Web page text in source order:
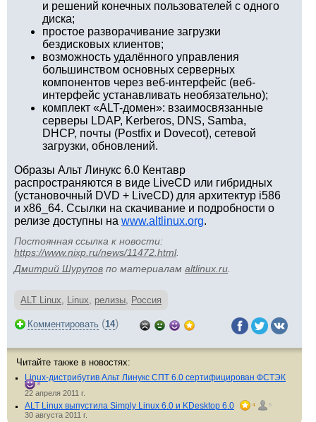
и решений конечных пользователей с одного
диска;
простое разворачивание загрузки
бездисковых клиентов;
возможность удалённого управления
большинством основных серверных
компонентов через веб-интерфейс (веб-
интерфейс устанавливать необязательно);
комплект «ALT-домен»: взаимосвязанные
серверы LDAP, Kerberos, DNS, Samba,
DHCP, почты (Postfix и Dovecot), сетевой
загрузки, обновлений.
Образы Альт Линукс 6.0 Кентавр
распространяются в виде LiveCD или гибридных
(установочный DVD + LiveCD) для архитектур i586
и x86_64. Ссылки на скачивание и подробности о
релизе доступны на www.altlinux.org.
Постоянная ссылка к новости:
https://www.nixp.ru/news/11472.html.
Дмитрий Шурупов по материалам altlinux.ru
ALT Linux, Linux, релизы, Россия
Комментировать (14)
Читайте также в новостях:
Linux-дистрибутив Альт Линукс СПТ 6.0 сертифицирован ФСТЭК
8
22 апреля 2011 г.
ALT Linux выпустила Simply Linux 6.0 и KDesktop 6.0 4 5
30 августа 2011 г.